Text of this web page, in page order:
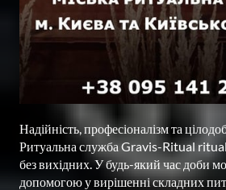
Надійність, професіоналізм та
Ритуальна служба Gravis-Ritual
без вихідних. У будь-який час доби
допомогою у вирішенні складних